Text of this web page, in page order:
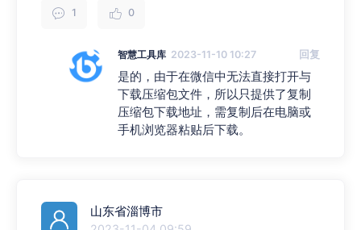
1 0
智慧工具库 2023-11-10 10:27 回复
是的，由于在微信中无法直接打开与
下载压缩包文件，所以只提供了复制
压缩包下载地址，需复制后在电脑或
手机浏览器粘贴后下载。
山东省淄博市